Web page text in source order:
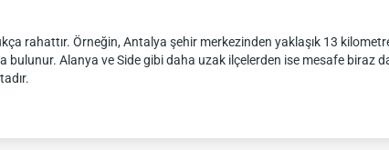
rahattır. Örneğin, Antalya şehir merkezinden yaklaşık 13
bulunur. Alanya ve Side gibi daha uzak ilçelerden ise mesafe biraz